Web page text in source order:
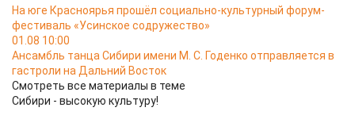
На юге Красноярья прошёл социально-культурный форум-
фестиваль «Усинское содружество»
01.08 10:00
Ансамбль танца Сибири имени М. С. Годенко отправляется в
гастроли на Дальний Восток
Смотреть все материалы в теме
Сибири - высокую культуру!